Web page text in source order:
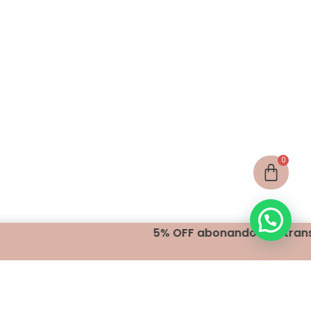
5% OFF abonando con transferencia